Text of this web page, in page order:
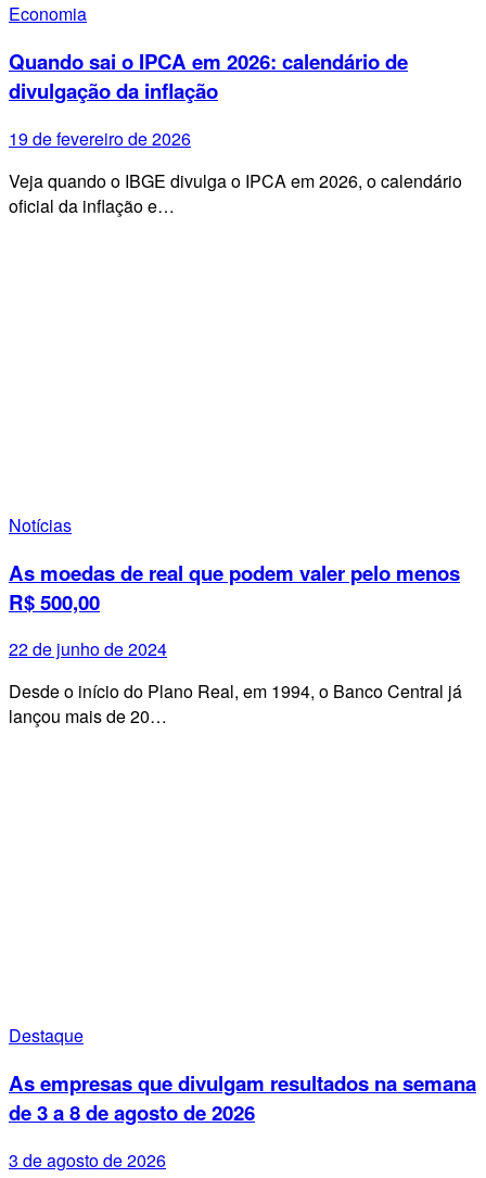
Economia
Quando sai o IPCA em 2026: calendário de
divulgação da inflação
19 de fevereiro de 2026
Veja quando o IBGE divulga o IPCA em 2026, o calendário
oficial da inflação e…
Notícias
As moedas de real que podem valer pelo menos
R$ 500,00
22 de junho de 2024
Desde o início do Plano Real, em 1994, o Banco Central já
lançou mais de 20…
Destaque
As empresas que divulgam resultados na semana
de 3 a 8 de agosto de 2026
3 de agosto de 2026